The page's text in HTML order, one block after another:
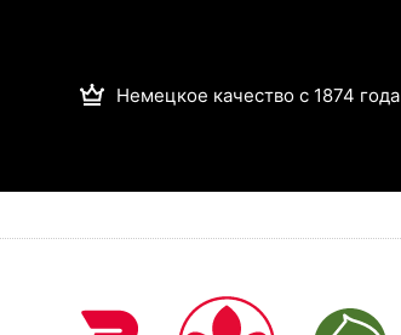
Немецкое качество с 1874 года